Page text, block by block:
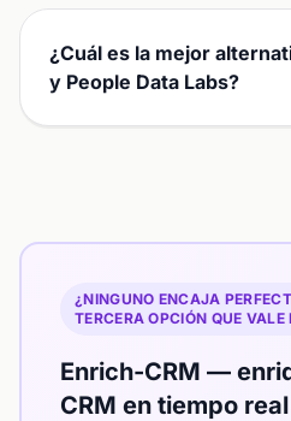
¿Cuál es la mejor
y People Data Labs?
¿NINGUNO ENCAJA
TERCERA OPCIÓN QUE
Enrich-CRM —
CRM en tiempo